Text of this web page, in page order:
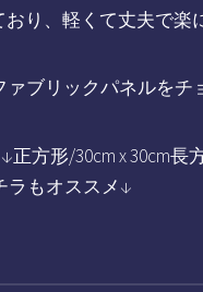
り、軽くて丈夫で楽
ブリックパネルをチ
形/30cm x 30cm長
ラもオススメ↓